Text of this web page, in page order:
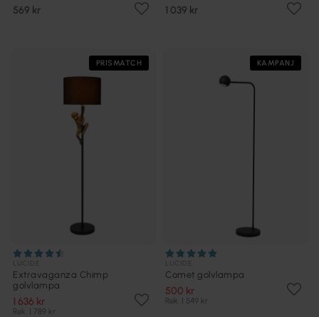
569 kr 1 039 kr
PRISMATCH
Extravaganza Chimp
golvlampa
1 636 kr
Rek. 1 789 kr
KAMPANJ
Comet golvlampa
500 kr
Rek. 1 549 kr